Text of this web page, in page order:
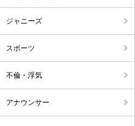
ジャニーズ
スポーツ
不倫・浮気
アナウンサー